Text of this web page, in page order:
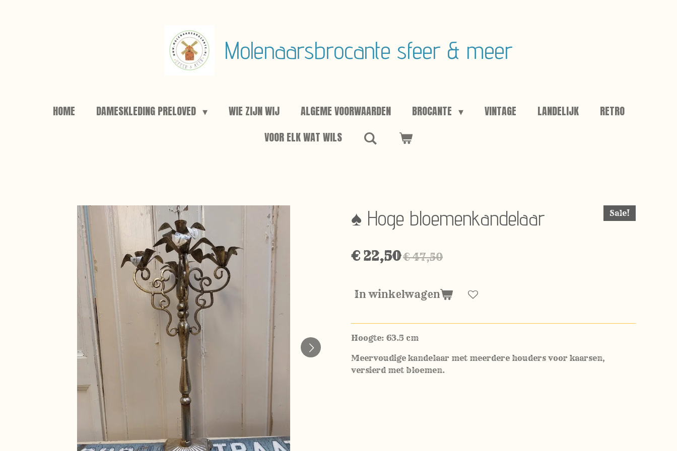
Molenaarsbrocante sfeer & meer
HOME DAMESKLEDING PRELOVED WIE ZIJN WIJ ALGEME VOORWAARDEN BROCANTE VINTAGE LANDELIJK
RETRO
VOOR ELK WAT WILS
♠ Hoge bloemenkandelaar Sale!
€ 22,50€ 47,50
In winkelwagen
Hoogte: 63.5 cm
Meervoudige kandelaar met meerdere houders voor kaarsen,
versierd met bloemen.